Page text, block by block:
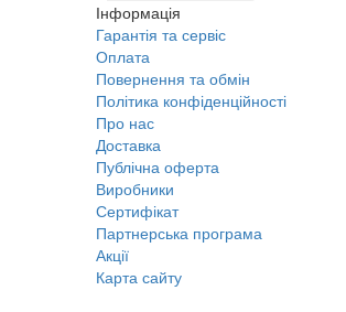
Інформація
Гарантія та сервіс
Оплата
Повернення та обмін
Політика конфіденційності
Про нас
Доставка
Публічна оферта
Виробники
Сертифікат
Партнерська програма
Акції
Карта сайту